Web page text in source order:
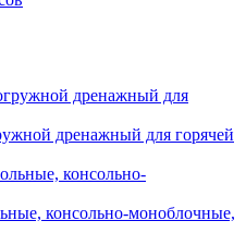
дренажный для горячей
консольно-моноблочные,